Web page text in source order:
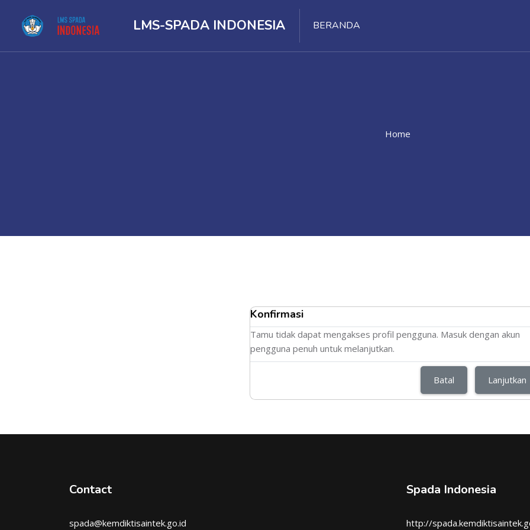
LMS-SPADA INDONESIA BERANDA
Home
Konfirmasi
Tamu tidak dapat mengakses profil pengguna. Masuk dengan akun
pengguna penuh untuk melanjutkan.
Batal Lanjutkan
Contact
spada@kemdiktisaintek.go.id
Spada Indonesia
http://